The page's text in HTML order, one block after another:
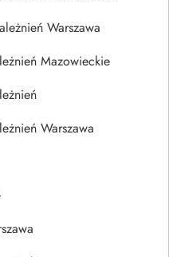
Warszawa
Mazowieckie
Warszawa